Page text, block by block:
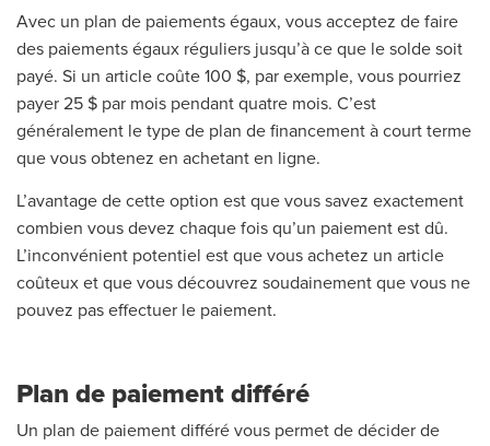
Avec un plan de paiements égaux, vous acceptez de faire
des paiements égaux réguliers jusqu’à ce que le solde soit
payé. Si un article coûte 100 $, par exemple, vous pourriez
payer 25 $ par mois pendant quatre mois. C’est
généralement le type de plan de financement à court terme
que vous obtenez en achetant en ligne.
L’avantage de cette option est que vous savez exactement
combien vous devez chaque fois qu’un paiement est dû.
L’inconvénient potentiel est que vous achetez un article
coûteux et que vous découvrez soudainement que vous ne
pouvez pas effectuer le paiement.
Plan de paiement différé
Un plan de paiement différé vous permet de décider de